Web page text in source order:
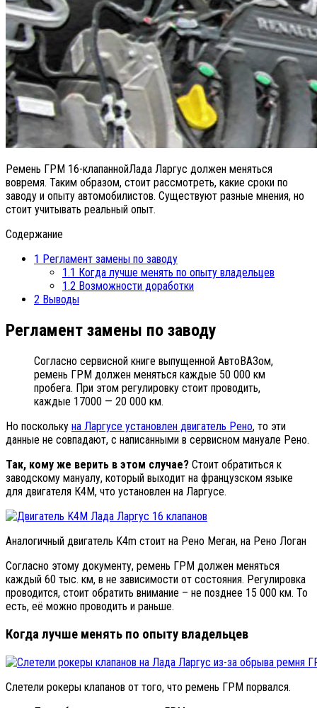
Ремень ГРМ 16-клапаннойЛада Ларгус должен меняться
вовремя. Таким образом, стоит рассмотреть, какие сроки по
заводу и опыту автомобилистов. Существуют разные мнения, но
стоит учитывать реальный опыт.
Содержание
1 Регламент замены по заводу
1.1 Когда лучше менять по опыту владельцев
1.2 Возможности доработки
2 Выводы
Регламент замены по заводу
Согласно сервисной книге выпущенной АвтоВАЗом,
ремень ГРМ должен меняться каждые 50 000 км
пробега. При этом регулировку стоит проводить,
каждые 17000 — 20 000 км.
Но поскольку на Ларгусе установлен двигатель Рено, то эти
данные не совпадают, с написанными в сервисном мануале Рено.
Так, кому же верить в этом случае? Стоит обратиться к
заводскому мануалу, который выходит на французском языке
для двигателя К4М, что установлен на Ларгусе.
Аналогичный двигатель K4m стоит на Рено Меган, на Рено Логан
Согласно этому документу, ремень ГРМ должен меняться
каждый 60 тыс. км, в не зависимости от состояния. Регулировка
проводится, стоит обратить внимание – не позднее 15 000 км. То
есть, её можно проводить и раньше.
Когда лучше менять по опыту владельцев
Слетели рокеры клапанов от того, что ремень ГРМ порвался.